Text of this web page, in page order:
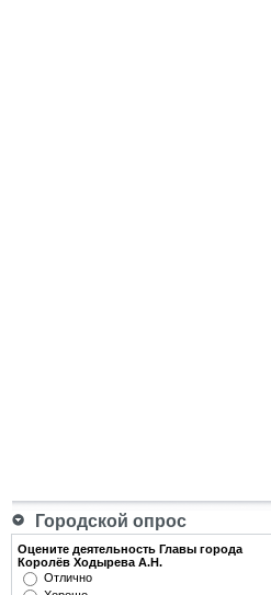
Городской опрос
Оцените деятельность Главы города
Королёв Ходырева А.Н.
Отлично